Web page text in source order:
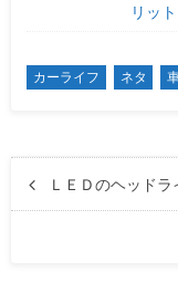
リッ
カーライフ ネタ
ＬＥＤのヘッド